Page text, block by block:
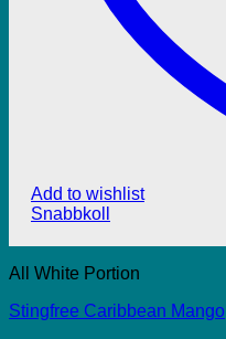
Add to wishlist
Snabbkoll
All White Portion
Stingfree Caribbean Mango